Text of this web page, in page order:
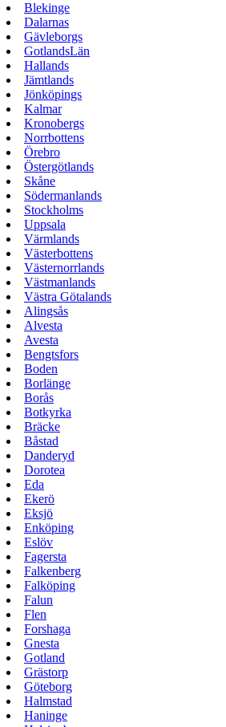
Blekinge
Dalarnas
Gävleborgs
GotlandsLän
Hallands
Jämtlands
Jönköpings
Kalmar
Kronobergs
Norrbottens
Örebro
Östergötlands
Skåne
Södermanlands
Stockholms
Uppsala
Värmlands
Västerbottens
Västernorrlands
Västmanlands
Västra Götalands
Alingsås
Alvesta
Avesta
Bengtsfors
Boden
Borlänge
Borås
Botkyrka
Bräcke
Båstad
Danderyd
Dorotea
Eda
Ekerö
Eksjö
Enköping
Eslöv
Fagersta
Falkenberg
Falköping
Falun
Flen
Forshaga
Gnesta
Gotland
Grästorp
Göteborg
Halmstad
Haninge